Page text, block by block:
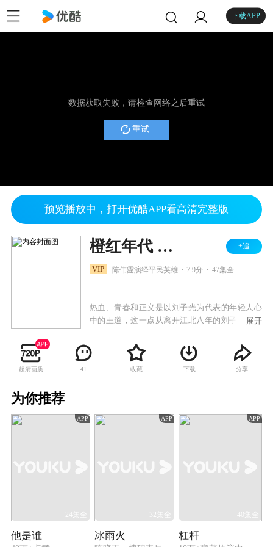
下载APP
数据获取失败，请检查网络之后重试
重试
预览播放中，打开优酷APP看高清完整版
橙红年代 DVD版 +追
VIP 陈伟霆演绎平民英雄 7.9分 47集全
热血、青春和正义是以刘子光为代表的年轻人心
中的王道，这一点从离开江北八年的刘子光回来
奈离开的普通青年。八年后，他带着一身沧桑和
硝烟征尘走回来，只想做一个平凡的孝子，却一
次又一次被卷入到社会的洪潮中。他凭着一身正
伴们实现了儿时的梦想。在此期间他认识了女警
展开
超清画质 41 收藏 下载 分享
为你推荐
APP
24集全
他是谁
APP
32集全
冰雨火
APP
40集全
杠杆